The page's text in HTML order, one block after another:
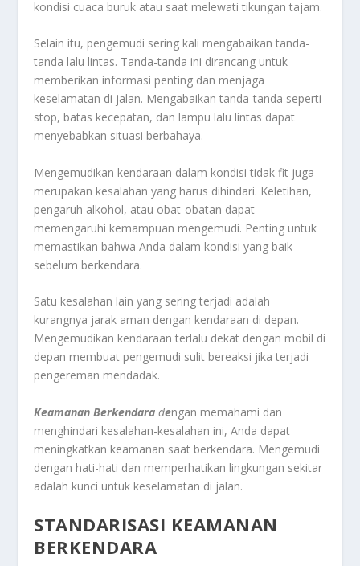
kondisi cuaca buruk atau saat melewati tikungan tajam.
Selain itu, pengemudi sering kali mengabaikan tanda-
tanda lalu lintas. Tanda-tanda ini dirancang untuk
memberikan informasi penting dan menjaga
keselamatan di jalan. Mengabaikan tanda-tanda seperti
stop, batas kecepatan, dan lampu lalu lintas dapat
menyebabkan situasi berbahaya.
Mengemudikan kendaraan dalam kondisi tidak fit juga
merupakan kesalahan yang harus dihindari. Keletihan,
pengaruh alkohol, atau obat-obatan dapat
memengaruhi kemampuan mengemudi. Penting untuk
memastikan bahwa Anda dalam kondisi yang baik
sebelum berkendara.
Satu kesalahan lain yang sering terjadi adalah
kurangnya jarak aman dengan kendaraan di depan.
Mengemudikan kendaraan terlalu dekat dengan mobil di
depan membuat pengemudi sulit bereaksi jika terjadi
pengereman mendadak.
Keamanan Berkendaradengan memahami dan
menghindari kesalahan-kesalahan ini, Anda dapat
meningkatkan keamanan saat berkendara. Mengemudi
dengan hati-hati dan memperhatikan lingkungan sekitar
adalah kunci untuk keselamatan di jalan.
STANDARISASI KEAMANAN
BERKENDARA